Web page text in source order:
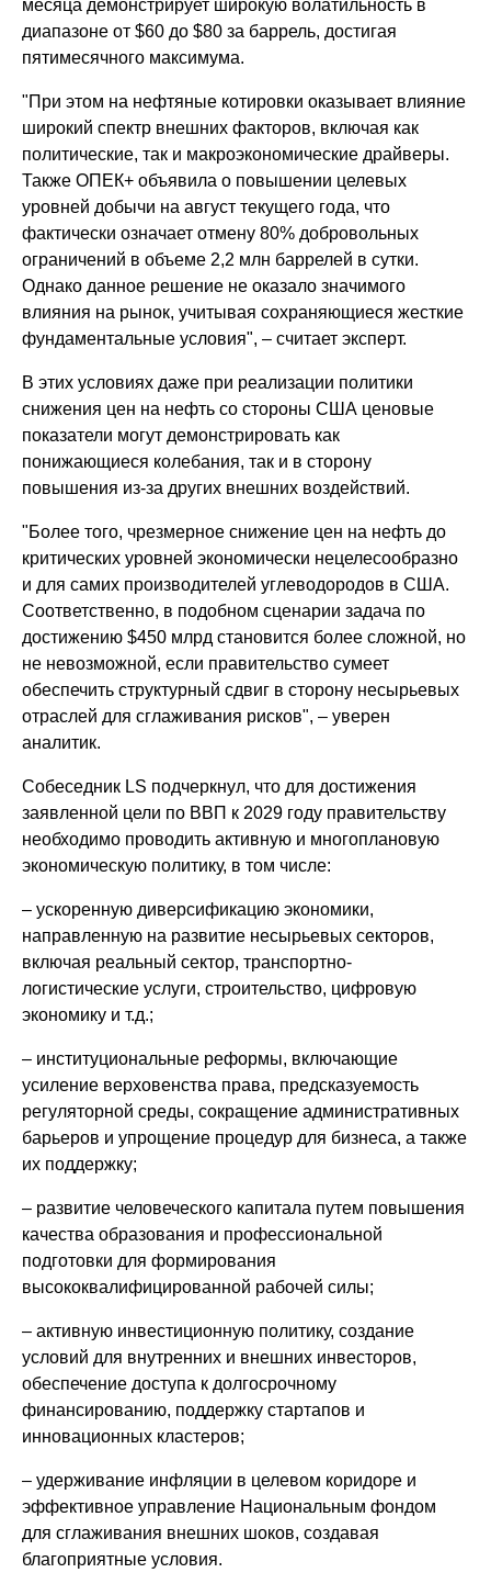
месяца демонстрирует широкую волатильность в
диапазоне от $60 до $80 за баррель, достигая
пятимесячного максимума.
"При этом на нефтяные котировки оказывает влияние
широкий спектр внешних факторов, включая как
политические, так и макроэкономические драйверы.
Также ОПЕК+ объявила о повышении целевых
уровней добычи на август текущего года, что
фактически означает отмену 80% добровольных
ограничений в объеме 2,2 млн баррелей в сутки.
Однако данное решение не оказало значимого
влияния на рынок, учитывая сохраняющиеся жесткие
фундаментальные условия", – считает эксперт.
В этих условиях даже при реализации политики
снижения цен на нефть со стороны США ценовые
показатели могут демонстрировать как
понижающиеся колебания, так и в сторону
повышения из-за других внешних воздействий.
"Более того, чрезмерное снижение цен на нефть до
критических уровней экономически нецелесообразно
и для самих производителей углеводородов в США.
Соответственно, в подобном сценарии задача по
достижению $450 млрд становится более сложной, но
не невозможной, если правительство сумеет
обеспечить структурный сдвиг в сторону несырьевых
отраслей для сглаживания рисков", – уверен
аналитик.
Собеседник LS подчеркнул, что для достижения
заявленной цели по ВВП к 2029 году правительству
необходимо проводить активную и многоплановую
экономическую политику, в том числе:
– ускоренную диверсификацию экономики,
направленную на развитие несырьевых секторов,
включая реальный сектор, транспортно-
логистические услуги, строительство, цифровую
экономику и т.д.;
– институциональные реформы, включающие
усиление верховенства права, предсказуемость
регуляторной среды, сокращение административных
барьеров и упрощение процедур для бизнеса, а также
их поддержку;
– развитие человеческого капитала путем повышения
качества образования и профессиональной
подготовки для формирования
высококвалифицированной рабочей силы;
– активную инвестиционную политику, создание
условий для внутренних и внешних инвесторов,
обеспечение доступа к долгосрочному
финансированию, поддержку стартапов и
инновационных кластеров;
– удерживание инфляции в целевом коридоре и
эффективное управление Национальным фондом
для сглаживания внешних шоков, создавая
благоприятные условия.